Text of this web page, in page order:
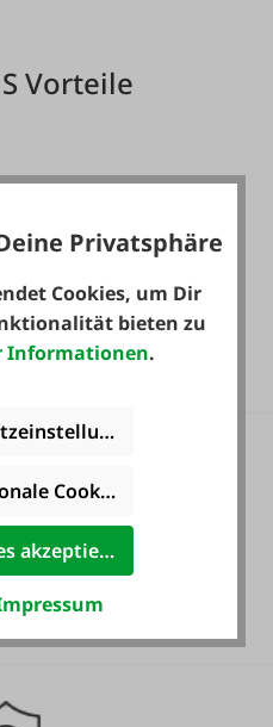
Vorteile
für ein
Jahr! *
Service
Privatsphäre
Cookies, um Dir
bieten zu
Informationen.
Cookies akzeptieren
akzeptieren